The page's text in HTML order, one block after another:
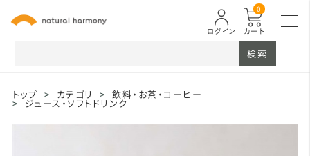
カート
0
ログイン
検索
トップ > カテゴリ > 飲料・お茶・コーヒー
> ジュース・ソフトドリンク